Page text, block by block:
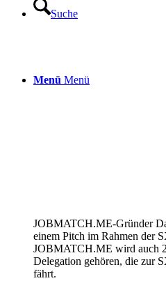
Suche
Menü Menü
JOBMATCH.ME-Gründer
einem Pitch im Rahmen der
JOBMATCH.ME wird auch
Delegation gehören, die zur
fährt.